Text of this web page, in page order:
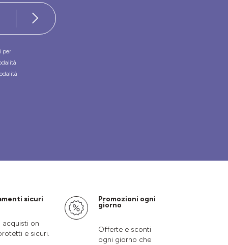
per
sicuri
acquisti on
e sicuri.
Promozioni ogni
giorno
Offerte e sconti
ogni giorno che